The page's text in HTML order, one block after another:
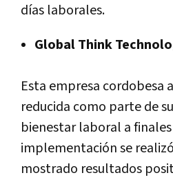
días laborales.
Global Think
Esta empresa cordobesa
reducida como parte de
bienestar laboral a finales
implementación se
mostrado resultados